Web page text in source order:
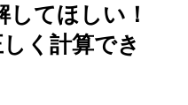
てほしい！
く計算でき